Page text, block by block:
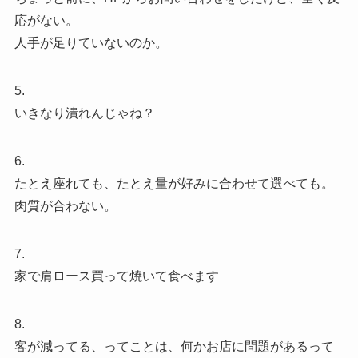
応がない。
人手が足りていないのか。
5.
いきなり潰れんじゃね？
6.
たとえ座れても、たとえ量が好みに合わせて選べても。
肉質が合わない。
7.
家で肩ロース買って焼いて食べます
8.
客が減ってる、ってことは、何かお店に問題があるって